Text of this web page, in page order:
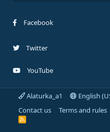
Facebook
Twitter
YouTube
Alaturka_a1
English
Contact us
Terms and rules
R
S